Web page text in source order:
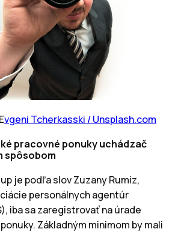
vgeni Tcherkasski / Unsplash.com
pracovné ponuky uchádzač
spôsobom
je podľa slov Zuzany Rumiz,
personálnych agentúr
iba sa zaregistrovať na úrade
Základným minimom by mali